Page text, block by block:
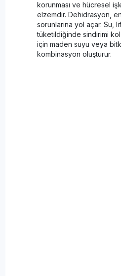
korunması ve hücresel
elzemdir. Dehidrasyon,
sorunlarına yol açar. Su,
tüketildiğinde sindirimi
için maden suyu veya
kombinasyon oluşturur.